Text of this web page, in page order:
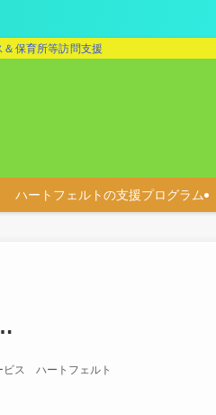
保育所等訪問支援
ハートフェルトの支援プログラム
ビス ハートフェルト